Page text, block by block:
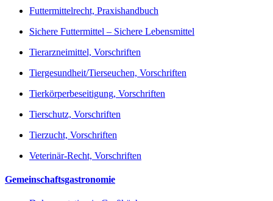
Futtermittelrecht, Praxishandbuch
Sichere Futtermittel – Sichere Lebensmittel
Tierarzneimittel, Vorschriften
Tiergesundheit/Tierseuchen, Vorschriften
Tierkörperbeseitigung, Vorschriften
Tierschutz, Vorschriften
Tierzucht, Vorschriften
Veterinär-Recht, Vorschriften
Gemeinschaftsgastronomie